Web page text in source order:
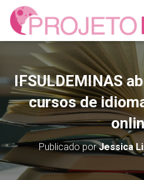
IFSULDEMINAS
cursos de
Publicado porJessica